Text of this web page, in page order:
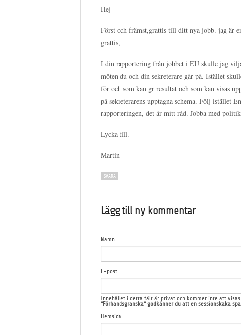
Hej
Först och främst,grattis till ditt nya jobb. jag är
grattis,
I din rapportering från jobbet i EU skulle jag
möten du och din sekreterare går på. Istället
för och som kan gr resultat och som kan visas
på sekreterarens upptagna schema. Följ istället
rapporteringen, det är mitt råd. Jobba med
Lycka till.
Martin
SVARA
Lägg till ny kommentar
Namn
E-post
Innehållet i detta fält är privat och kommer inte att
"Förhandsgranska" godkänner du att en sessionskaka
Hemsida